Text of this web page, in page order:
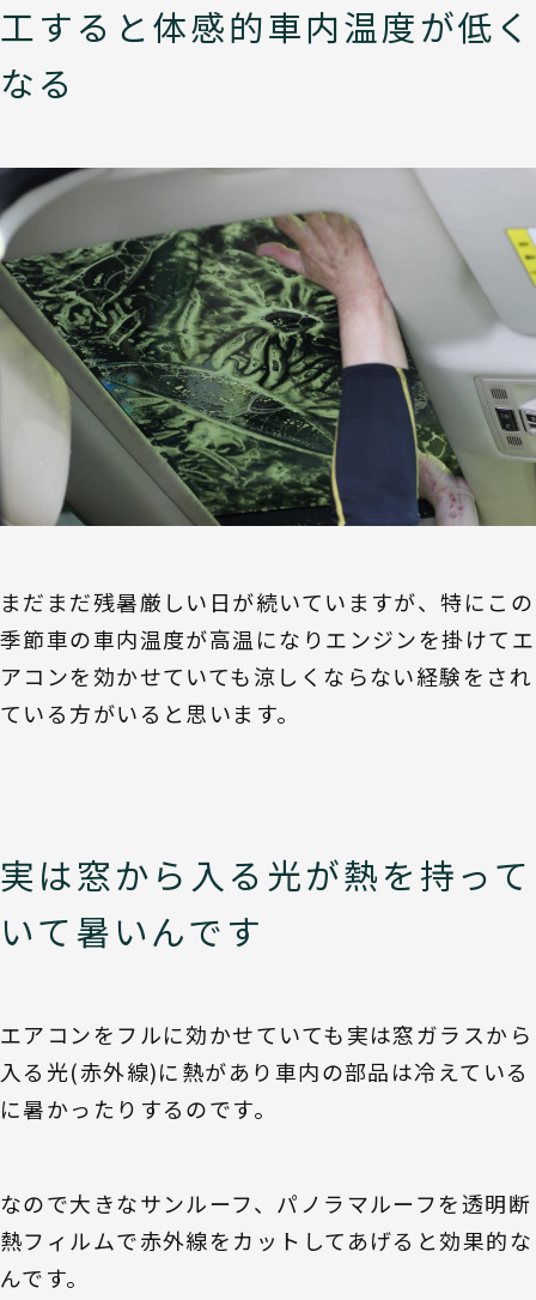
工すると体感的車内温度が低く
なる
まだまだ残暑厳しい日が続いていますが、特にこの
季節車の車内温度が高温になりエンジンを掛けてエ
アコンを効かせていても涼しくならない経験をされ
ている方がいると思います。
実は窓から入る光が熱を持って
いて暑いんです
エアコンをフルに効かせていても実は窓ガラスから
入る光(赤外線)に熱があり車内の部品は冷えている
に暑かったりするのです。
なので大きなサンルーフ、パノラマルーフを透明断
熱フィルムで赤外線をカットしてあげると効果的な
んです。